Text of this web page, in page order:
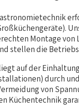
Montage von
stellen die
auf der
durch
von
Küchentechnik